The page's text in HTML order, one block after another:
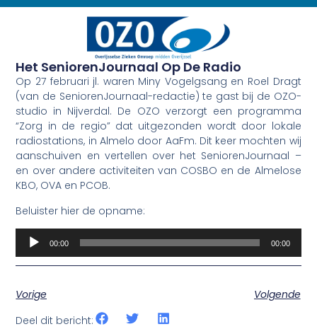
Het SeniorenJournaal Op De Radio
Op 27 februari jl. waren Miny Vogelgsang en Roel Dragt
(van de SeniorenJournaal-redactie) te gast bij de OZO-
studio in Nijverdal. De OZO verzorgt een programma
“Zorg in de regio” dat uitgezonden wordt door lokale
radiostations, in Almelo door AaFm. Dit keer mochten wij
aanschuiven en vertellen over het SeniorenJournaal –
en over andere activiteiten van COSBO en de Almelose
KBO, OVA en PCOB.
Beluister hier de opname:
Audiospeler
00:00 00:00
Vorige
Volgende
Deel dit bericht: